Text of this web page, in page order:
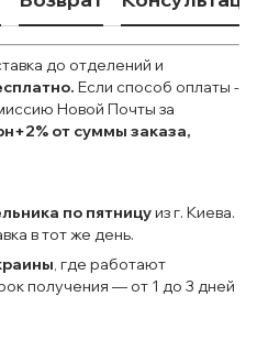
до отделений и
Если способ оплаты -
Новой Почты за
от суммы заказа,
по пятницуиз г. Киева.
в тот же день.
, где работают
получения — от 1 до 3 дней